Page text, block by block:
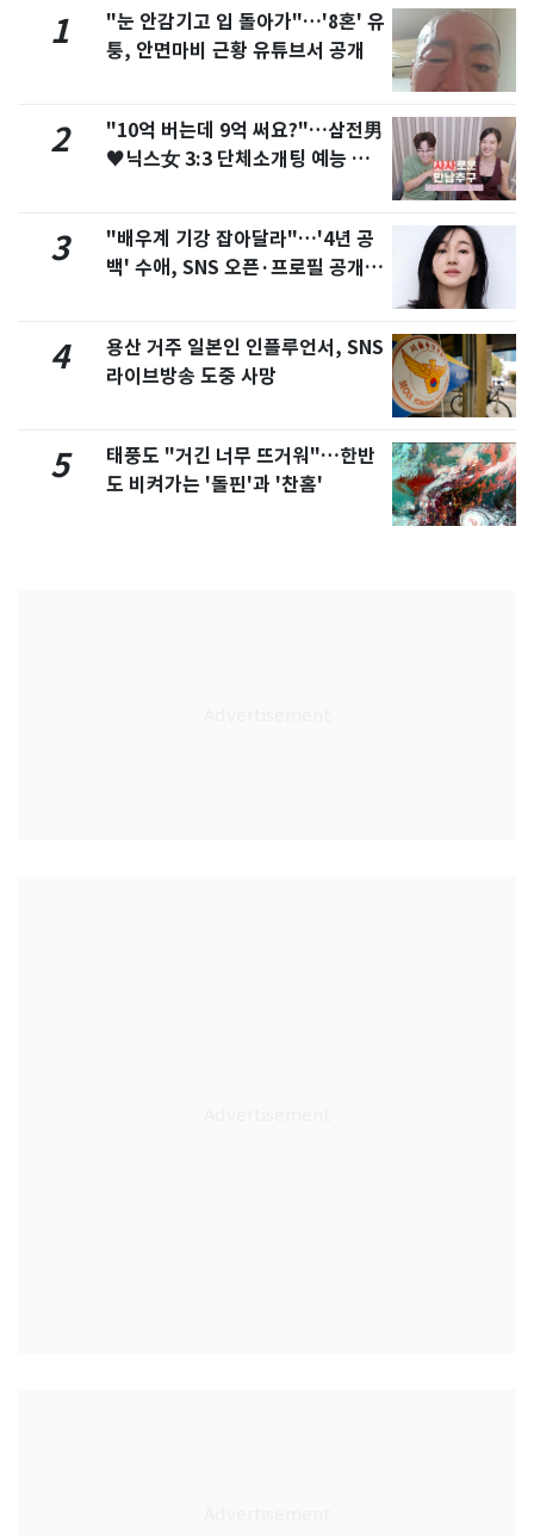
1
"눈 안감기고 입 돌아가"…'8혼' 유
퉁, 안면마비 근황 유튜브서 공개
2
"10억 버는데 9억 써요?"…삼전男
♥닉스女 3:3 단체소개팅 예능 화
3
"배우계 기강 잡아달라"…'4년 공
백' 수애, SNS 오픈·프로필 공개
4
용산 거주 일본인 인플루언서, SNS
라이브방송 도중 사망
5
태풍도 "거긴 너무 뜨거워"…한반
도 비켜가는 '돌핀'과 '찬홈'